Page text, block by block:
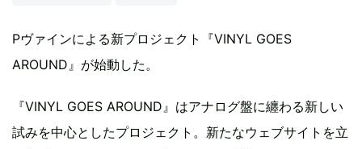
Pヴァインによる新プロジェクト『VINYL GOES
AROUND』が始動した。
『VINYL GOES AROUND』はアナログ盤に纏わる新しい
試みを中心としたプロジェクト。新たなウェブサイトを立